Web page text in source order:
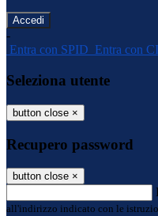
-
Entra con SPID Entra con
Seleziona utente
button close ×
Recupero password
button close ×
all'indirizzo indicato con le